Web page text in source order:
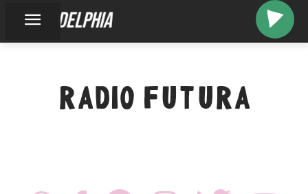
cacodelphia
RADIO FUTURA